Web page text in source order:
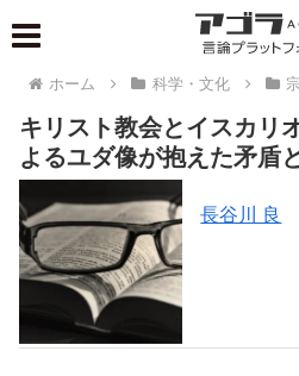
ホーム 科学・文化
キリスト教会とイスカリ
よるユダ像が抱えた矛盾
長谷川 良